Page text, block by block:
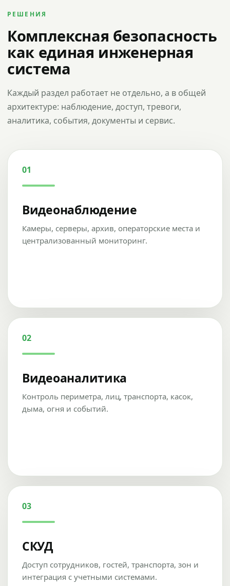
РЕШЕНИЯ
Комплексная безопасность
как единая инженерная
система
Каждый раздел работает не отдельно, а в общей
архитектуре: наблюдение, доступ, тревоги,
аналитика, события, документы и сервис.
01
Видеонаблюдение
Камеры, серверы, архив, операторские места и
централизованный мониторинг.
02
Видеоаналитика
Контроль периметра, лиц, транспорта, касок,
дыма, огня и событий.
03
СКУД
Доступ сотрудников, гостей, транспорта, зон и
интеграция с учетными системами.